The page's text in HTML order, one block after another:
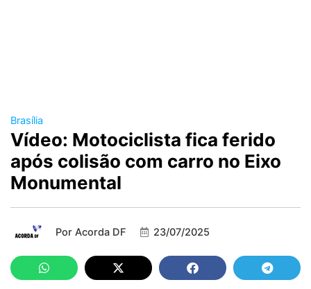
Brasília
Vídeo: Motociclista fica ferido
após colisão com carro no Eixo
Monumental
Por Acorda DF 23/07/2025